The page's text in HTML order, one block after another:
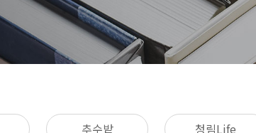
추수밭 청림Life